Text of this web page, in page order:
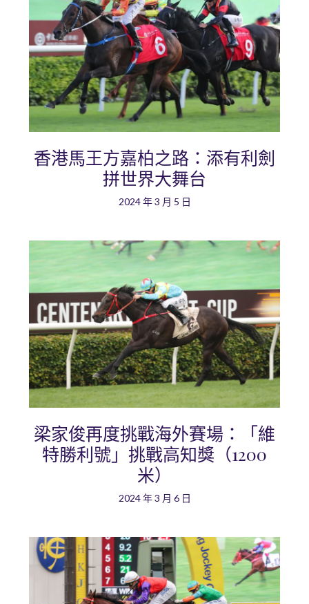
香港馬王方嘉柏之路：添有利劍
拼世界大舞台
2024 年 3 月 5 日
梁家俊再度挑戰海外賽場：「維
特勝利號」挑戰高知獎（1200
米）
2024 年 3 月 6 日